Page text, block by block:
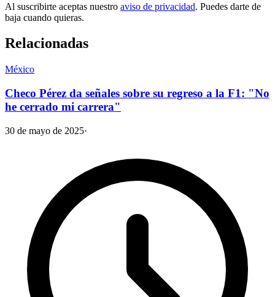
Al suscribirte aceptas nuestro aviso de privacidad. Puedes darte de
baja cuando quieras.
Relacionadas
México
Checo Pérez da señales sobre su regreso a la F1: "No
he cerrado mi carrera"
30 de mayo de 2025·